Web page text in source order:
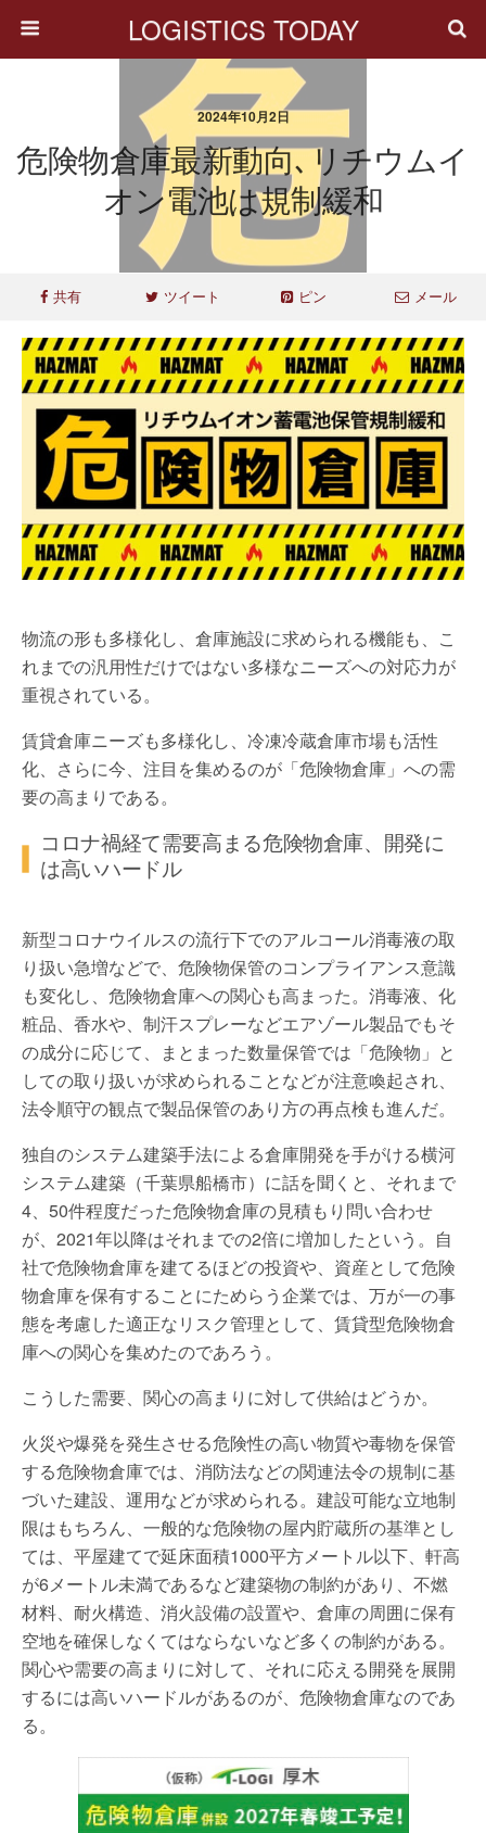
LOGISTICS TODAY
2024年10月2日
危険物倉庫最新動向､リチウムイ
オン電池は規制緩和
共有 ツイート ピン メール
物流の形も多様化し、倉庫施設に求められる機能も、こ
れまでの汎用性だけではない多様なニーズへの対応力が
重視されている。
賃貸倉庫ニーズも多様化し、冷凍冷蔵倉庫市場も活性
化、さらに今、注目を集めるのが「危険物倉庫」への需
要の高まりである。
コロナ禍経て需要高まる危険物倉庫、開発に
は高いハードル
新型コロナウイルスの流行下でのアルコール消毒液の取
り扱い急増などで、危険物保管のコンプライアンス意識
も変化し、危険物倉庫への関心も高まった。消毒液、化
粧品、香水や、制汗スプレーなどエアゾール製品でもそ
の成分に応じて、まとまった数量保管では「危険物」と
しての取り扱いが求められることなどが注意喚起され、
法令順守の観点で製品保管のあり方の再点検も進んだ。
独自のシステム建築手法による倉庫開発を手がける横河
システム建築（千葉県船橋市）に話を聞くと、それまで
4、50件程度だった危険物倉庫の見積もり問い合わせ
が、2021年以降はそれまでの2倍に増加したという。自
社で危険物倉庫を建てるほどの投資や、資産として危険
物倉庫を保有することにためらう企業では、万が一の事
態を考慮した適正なリスク管理として、賃貸型危険物倉
庫への関心を集めたのであろう。
こうした需要、関心の高まりに対して供給はどうか。
火災や爆発を発生させる危険性の高い物質や毒物を保管
する危険物倉庫では、消防法などの関連法令の規制に基
づいた建設、運用などが求められる。建設可能な立地制
限はもちろん、一般的な危険物の屋内貯蔵所の基準とし
ては、平屋建てで延床面積1000平方メートル以下、軒高
が6メートル未満であるなど建築物の制約があり、不燃
材料、耐火構造、消火設備の設置や、倉庫の周囲に保有
空地を確保しなくてはならないなど多くの制約がある。
関心や需要の高まりに対して、それに応える開発を展開
するには高いハードルがあるのが、危険物倉庫なのであ
る。